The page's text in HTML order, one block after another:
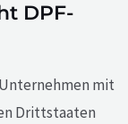
DPF-
mit
Drittstaaten